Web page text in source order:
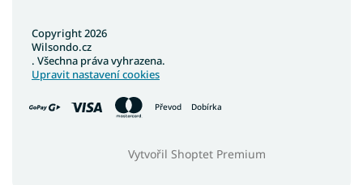
Převod Dobírka
Vytvořil Shoptet Premium
Copyright 2026
Wilsondo.cz
. Všechna práva vyhrazena.
Upravit nastavení cookies